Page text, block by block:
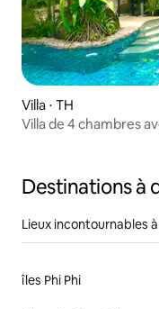
Villa ⋅ TH
Villa de 4 chambres
Destinations à
Lieux incontournables
îles Phi Phi